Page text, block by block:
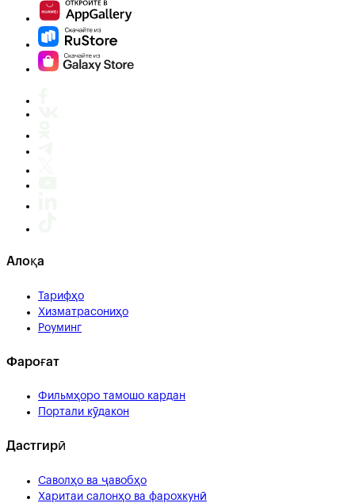
Алоқа
Тарифҳо
Хизматрасониҳо
Роуминг
Фароғат
Фильмҳоро тамошо кардан
Портали кӯдакон
Дастгирӣ
Саволҳо ва ҷавобҳо
Харитаи салонҳо ва фарохкунӣ